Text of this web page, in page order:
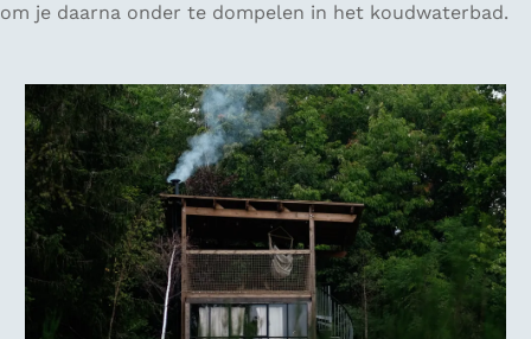
om je daarna onder te dompelen in het koudwaterbad.